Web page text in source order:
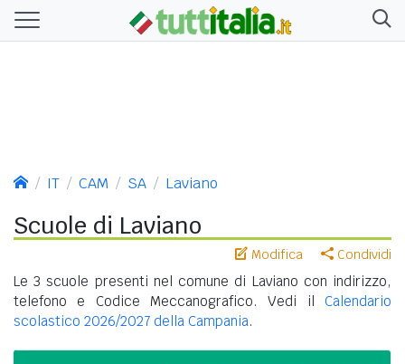
IT CAM SA Laviano
Scuole di Laviano
Modifica Condividi
Le 3 scuole presenti nel comune di Laviano con indirizzo,
telefono e Codice Meccanografico. Vedi il Calendario
scolastico 2026/2027 della Campania.